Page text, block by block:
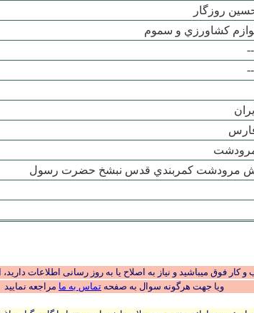
روزگار
کشاورزي و سموم
ایران
مرودشت کمربندي قدس نبشخ حضرت رسول
فوق میباشید و نیاز به اصلاح یا به روز رسانی اطلاعات
ویا جهت هرگونه سوال به صفحه تماس به ما مراجعه نمایید